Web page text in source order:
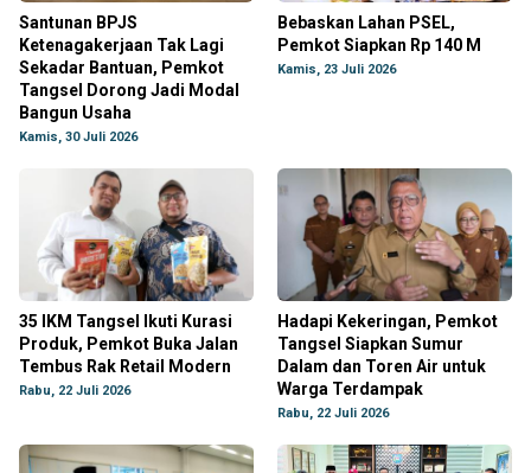
Santunan BPJS
Ketenagakerjaan Tak Lagi
Sekadar Bantuan, Pemkot
Tangsel Dorong Jadi Modal
Bangun Usaha
Kamis, 30 Juli 2026
Bebaskan Lahan PSEL,
Pemkot Siapkan Rp 140 M
Kamis, 23 Juli 2026
35 IKM Tangsel Ikuti Kurasi
Produk, Pemkot Buka Jalan
Tembus Rak Retail Modern
Rabu, 22 Juli 2026
Hadapi Kekeringan, Pemkot
Tangsel Siapkan Sumur
Dalam dan Toren Air untuk
Warga Terdampak
Rabu, 22 Juli 2026